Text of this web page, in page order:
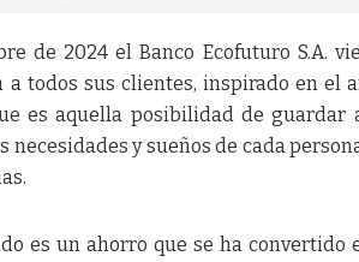
de 2024 el Banco Ecofuturo S.A.
a todos sus clientes, inspirado en el
es aquella posibilidad de guardar
necesidades y sueños de cada
es un ahorro que se ha